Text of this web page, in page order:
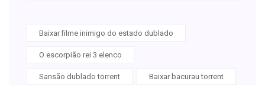
Baixar filme inimigo do estado dublado
O escorpião rei 3 elenco
Sansão dublado torrent Baixar bacurau torrent